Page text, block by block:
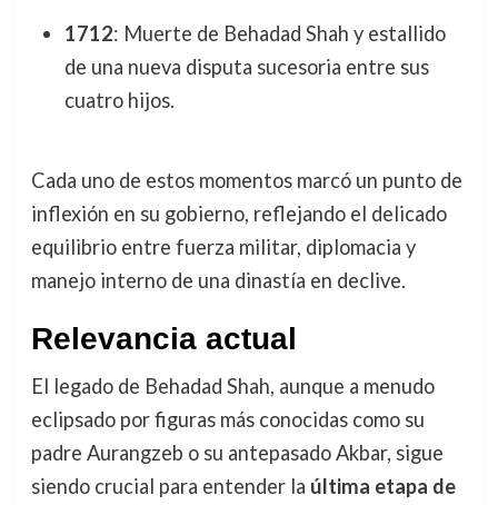
1712: Muerte de Behadad Shah y estallido
de una nueva disputa sucesoria entre sus
cuatro hijos.
Cada uno de estos momentos marcó un punto de
inflexión en su gobierno, reflejando el delicado
equilibrio entre fuerza militar, diplomacia y
manejo interno de una dinastía en declive.
Relevancia actual
El legado de Behadad Shah, aunque a menudo
eclipsado por figuras más conocidas como su
padre Aurangzeb o su antepasado Akbar, sigue
siendo crucial para entender la última etapa de